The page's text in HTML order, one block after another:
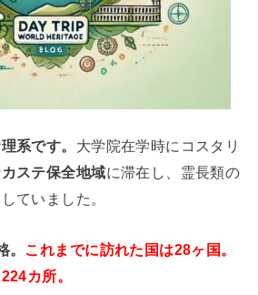
系です。 大学院在学時にコスタリ
ステ保全地域に滞在し、霊長類の
ていました。
これまでに訪れた国は28ヶ国。
カ所。